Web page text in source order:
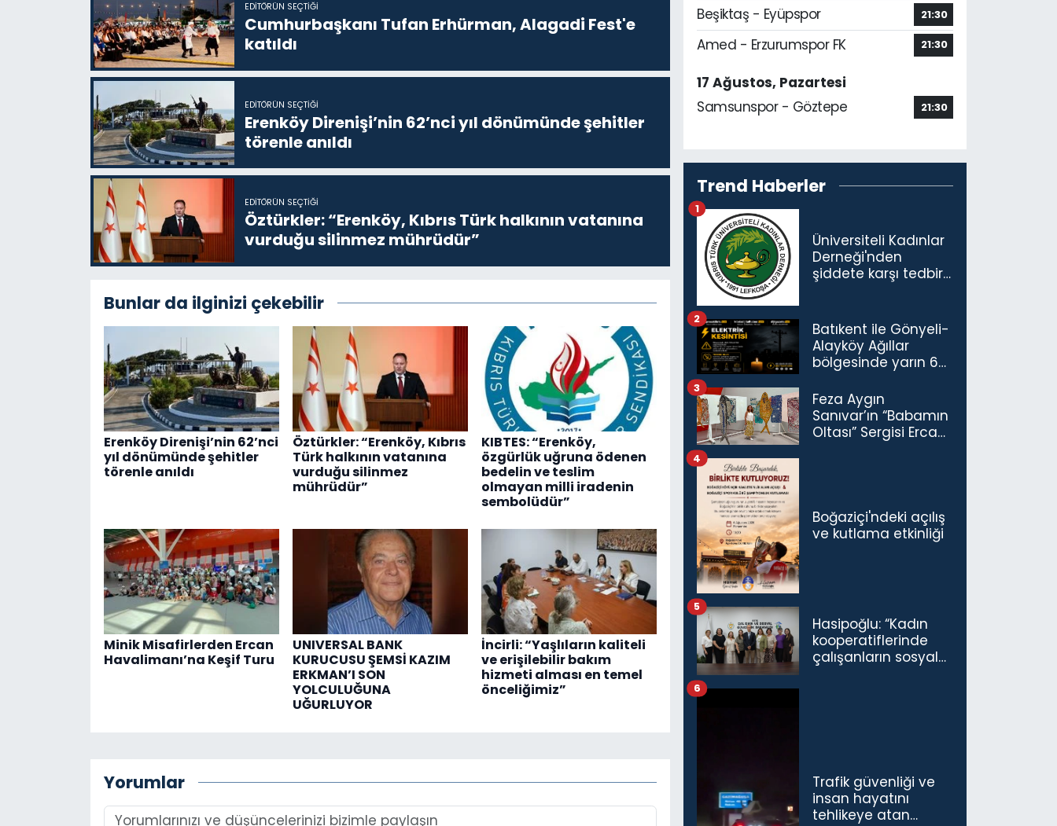
EDITÖRÜN SEÇTIĞI
Cumhurbaşkanı Tufan Erhürman, Alagadi Fest'e
katıldı
EDITÖRÜN SEÇTIĞI
Erenköy Direnişi’nin 62’nci yıl dönümünde şehitler
törenle anıldı
EDITÖRÜN SEÇTIĞI
Öztürkler: “Erenköy, Kıbrıs Türk halkının vatanına
vurduğu silinmez mührüdür”
Bunlar da ilginizi çekebilir
Erenköy Direnişi’nin 62’nci
yıl dönümünde şehitler
törenle anıldı
Öztürkler: “Erenköy, Kıbrıs
Türk halkının vatanına
vurduğu silinmez
mührüdür”
KIBTES: “Erenköy,
özgürlük uğruna ödenen
bedelin ve teslim
olmayan milli iradenin
sembolüdür”
Minik Misafirlerden Ercan
Havalimanı’na Keşif Turu
UNIVERSAL BANK
KURUCUSU ŞEMSİ KAZIM
ERKMAN’I SON
YOLCULUĞUNA
UĞURLUYOR
İncirli: “Yaşlıların kaliteli
ve erişilebilir bakım
hizmeti alması en temel
önceliğimiz”
Yorumlar
Beşiktaş - Eyüpspor 21:30
Amed - Erzurumspor FK 21:30
17 Ağustos, Pazartesi
Samsunspor - Göztepe
21:30
Trend Haberler
Üniversiteli Kadınlar
Derneği'nden
şiddete karşı tedbir
1
Batıkent ile Gönyeli-
Alayköy Ağıllar
bölgesinde yarın 6
kesintisi…
2
Feza Aygın
Sanıvar’ın “Babamın
Oltası” Sergisi Ercan
3
Boğaziçi'ndeki açılış
ve kutlama etkinliği
4
Hasipoğlu: “Kadın
kooperatiflerinde
çalışanların sosyal
5
Trafik güvenliği ve
insan hayatını
tehlikeye atan
6